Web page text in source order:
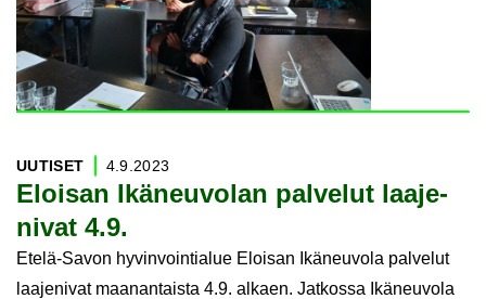
Eloi­san Ikä­neu­vo­lan pal­ve­lut laa­je­
ni­vat 4.9.
UU­TI­SET 4.9.2023
Etelä-Savon hyvinvointialue Eloisan Ikäneuvola palvelut
laajenivat maanantaista 4.9. alkaen. Jatkossa Ikäneuvola